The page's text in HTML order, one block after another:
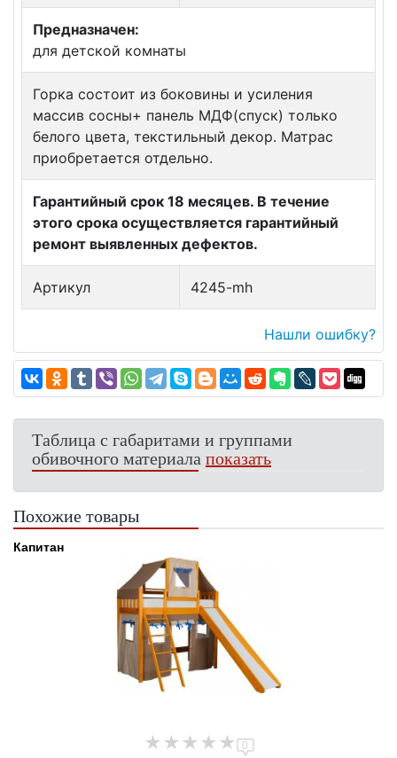
Предназначен:
для детской комнаты
Горка состоит из боковины и усиления
массив сосны+ панель МДФ(спуск) только
белого цвета, текстильный декор. Матрас
приобретается отдельно.
Гарантийный срок 18 месяцев. В течение
этого срока осуществляется гарантийный
ремонт выявленных дефектов.
Артикул 4245-mh
Нашли ошибку?
Таблица с габаритами и группами
обивочного материалапоказать
Похожие товары
Капитан
0